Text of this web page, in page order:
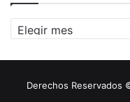
Archivos
Derechos Reservados